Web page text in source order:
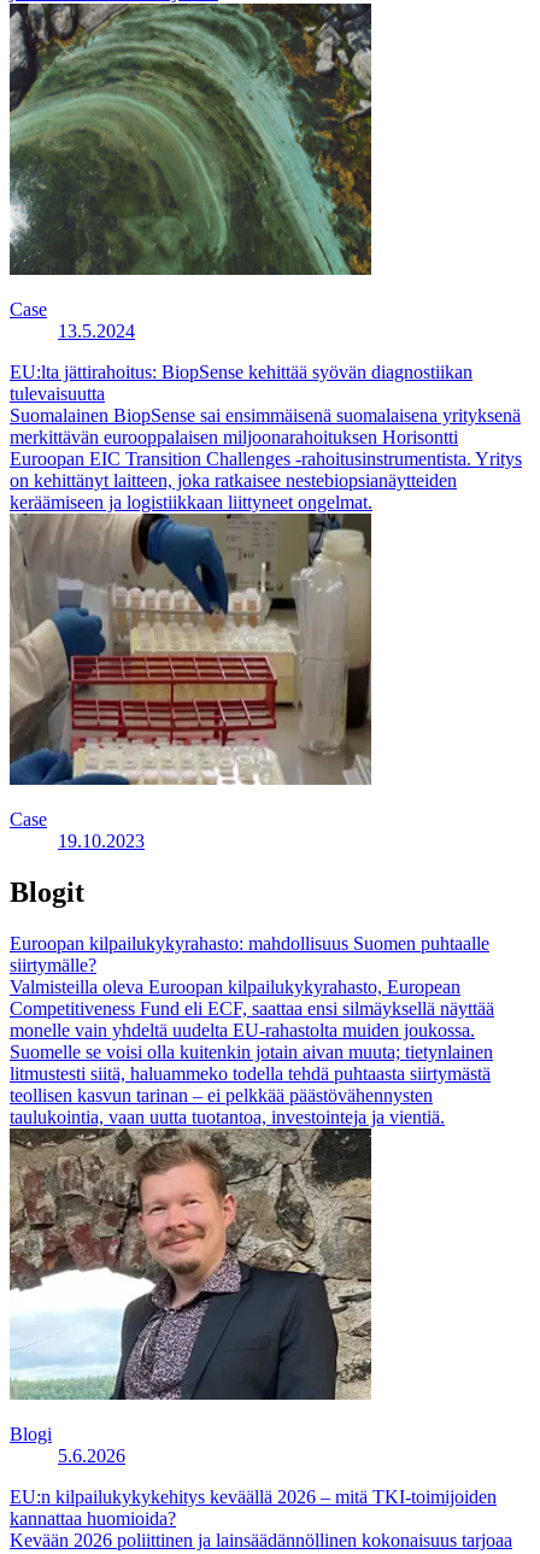
Case
13.5.2024
EU:lta jättirahoitus: BiopSense kehittää syövän diagnostiikan
tulevaisuutta
Suomalainen BiopSense sai ensimmäisenä suomalaisena yrityksenä
merkittävän eurooppalaisen miljoonarahoituksen Horisontti
Euroopan EIC Transition Challenges -rahoitusinstrumentista. Yritys
on kehittänyt laitteen, joka ratkaisee nestebiopsianäytteiden
keräämiseen ja logistiikkaan liittyneet ongelmat.
Case
19.10.2023
Blogit
Euroopan kilpailukykyrahasto: mahdollisuus Suomen puhtaalle
siirtymälle?
Valmisteilla oleva Euroopan kilpailukykyrahasto, European
Competitiveness Fund eli ECF, saattaa ensi silmäyksellä näyttää
monelle vain yhdeltä uudelta EU-rahastolta muiden joukossa.
Suomelle se voisi olla kuitenkin jotain aivan muuta; tietynlainen
litmustesti siitä, haluammeko todella tehdä puhtaasta siirtymästä
teollisen kasvun tarinan – ei pelkkää päästövähennysten
taulukointia, vaan uutta tuotantoa, investointeja ja vientiä.
Blogi
5.6.2026
EU:n kilpailukykykehitys keväällä 2026 – mitä TKI-toimijoiden
kannattaa huomioida?
Kevään 2026 poliittinen ja lainsäädännöllinen kokonaisuus tarjoaa